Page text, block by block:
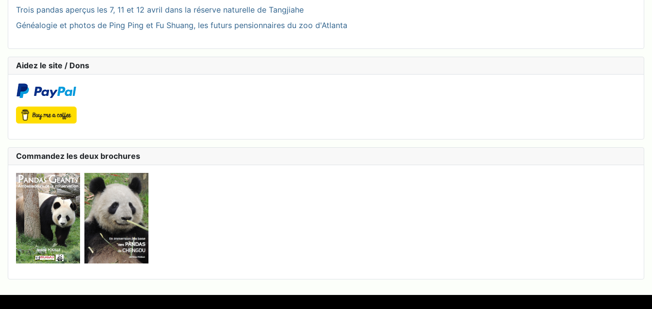
Trois pandas aperçus les 7, 11 et 12 avril dans la réserve naturelle de Tangjiahe
Généalogie et photos de Ping Ping et Fu Shuang, les futurs pensionnaires du zoo d'Atlanta
Aidez le site / Dons
Commandez les deux brochures